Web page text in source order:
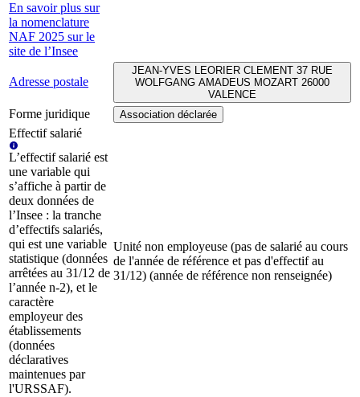
En savoir plus sur
la nomenclature
NAF 2025 sur le
site de l’Insee
Adresse postale
JEAN-YVES LEORIER CLEMENT 37 RUE
WOLFGANG AMADEUS MOZART 26000
VALENCE
Forme juridique Association déclarée
Effectif salarié
L’effectif salarié est
une variable qui
s’affiche à partir de
deux données de
l’Insee : la tranche
d’effectifs salariés,
qui est une variable
statistique (données
arrêtées au 31/12 de
l’année n-2), et le
caractère
employeur des
établissements
(données
déclaratives
maintenues par
l'URSSAF).
Unité non employeuse (pas de salarié au cours
de l'année de référence et pas d'effectif au
31/12) (année de référence non renseignée)